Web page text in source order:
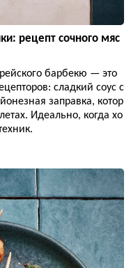
рецепт сочного мяс
барбекю — это
сладкий соус с
заправка, котор
Идеально, когда хо